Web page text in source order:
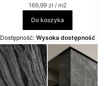
Cena jednostkowa
169,99 zł / m2
Do koszyka
Dostępność: Wysoka dostępność